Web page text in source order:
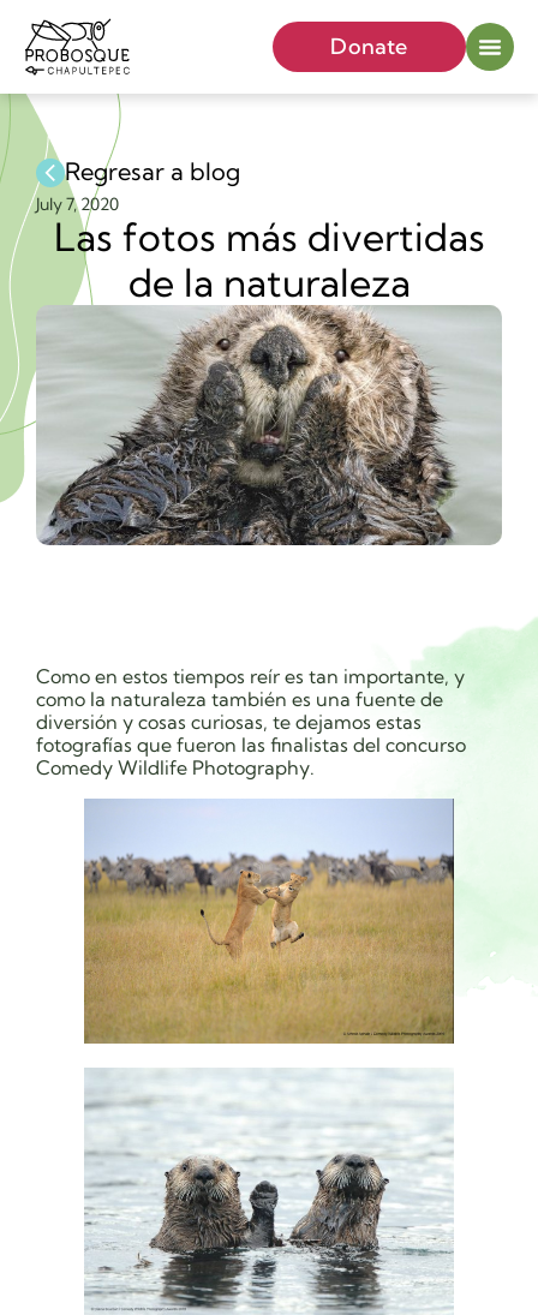
Donate
Regresar a blog
July 7, 2020
Las fotos más divertidas
de la naturaleza
Como en estos tiempos reír es tan importante, y
como la naturaleza también es una fuente de
diversión y cosas curiosas, te dejamos estas
fotografías que fueron las finalistas del concurso
Comedy Wildlife Photography.